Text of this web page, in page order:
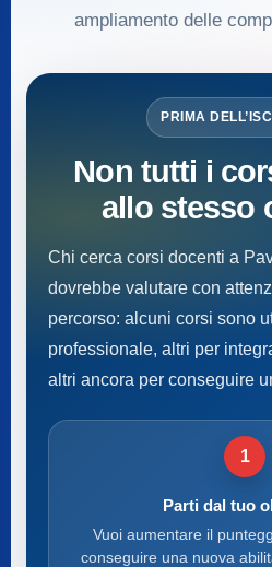
ampliamento delle
PRIMA
Non tutti i
allo stesso
Chi cerca corsi docenti a
dovrebbe valutare con
percorso: alcuni corsi sono
professionale, altri per
altri ancora per conseguire
1
Parti dal tuo
Vuoi aumentare il
conseguire una nuova